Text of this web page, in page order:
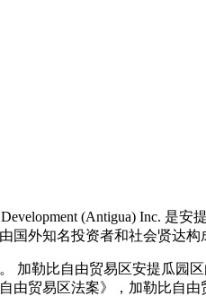
(Antigua) Inc.
外知名投资者和社会贤达构
加勒比自由贸易区安提瓜园
由贸易区法案》，加勒比自